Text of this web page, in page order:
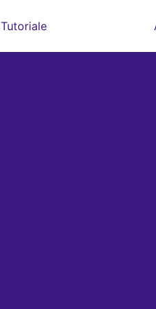
Tutoriale